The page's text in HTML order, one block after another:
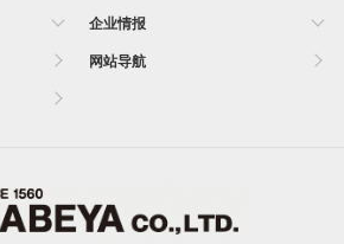
企业情报
网站导航